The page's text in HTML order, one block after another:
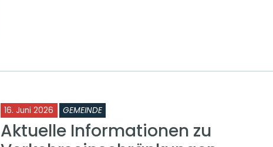
16. Juni 2026 GEMEINDE
Aktuelle Informationen zu